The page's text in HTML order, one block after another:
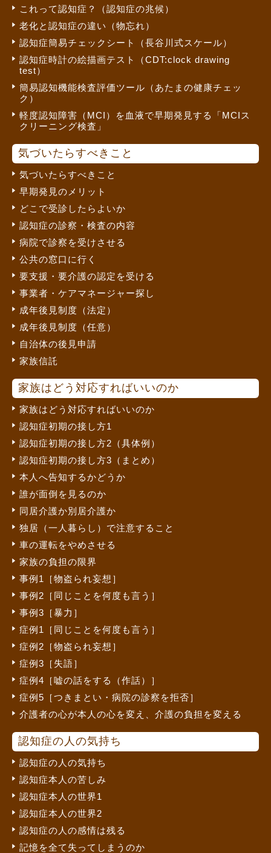
これって認知症？（認知症の兆候）
老化と認知症の違い（物忘れ）
認知症簡易チェックシート（長谷川式スケール）
認知症時計の絵描画テスト（CDT:clock drawing
test）
簡易認知機能検査評価ツール（あたまの健康チェッ
ク）
軽度認知障害（MCI）を血液で早期発見する「MCIス
クリーニング検査」
気づいたらすべきこと
気づいたらすべきこと
早期発見のメリット
どこで受診したらよいか
認知症の診察・検査の内容
病院で診察を受けさせる
公共の窓口に行く
要支援・要介護の認定を受ける
事業者・ケアマネージャー探し
成年後見制度（法定）
成年後見制度（任意）
自治体の後見申請
家族信託
家族はどう対応すればいいのか
家族はどう対応すればいいのか
認知症初期の接し方1
認知症初期の接し方2（具体例）
認知症初期の接し方3（まとめ）
本人へ告知するかどうか
誰が面倒を見るのか
同居介護か別居介護か
独居（一人暮らし）で注意すること
車の運転をやめさせる
家族の負担の限界
事例1［物盗られ妄想］
事例2［同じことを何度も言う］
事例3［暴力］
症例1［同じことを何度も言う］
症例2［物盗られ妄想］
症例3［失語］
症例4［嘘の話をする（作話）］
症例5［つきまとい・病院の診察を拒否］
介護者の心が本人の心を変え、介護の負担を変える
認知症の人の気持ち
認知症の人の気持ち
認知症本人の苦しみ
認知症本人の世界1
認知症本人の世界2
認知症の人の感情は残る
記憶を全て失ってしまうのか